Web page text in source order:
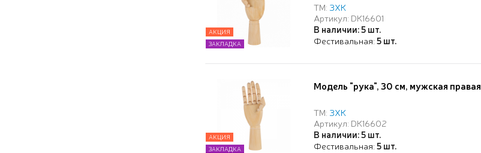
ТМ: ЗХК
Артикул: DK16601
В наличии: 5 шт.
Фестивальная:5 шт.
АКЦИЯ
ЗАКЛАДКА
Модель "рука", 30 см, мужская правая
ТМ: ЗХК
Артикул: DK16602
В наличии: 5 шт.
Фестивальная:5 шт.
АКЦИЯ
ЗАКЛАДКА